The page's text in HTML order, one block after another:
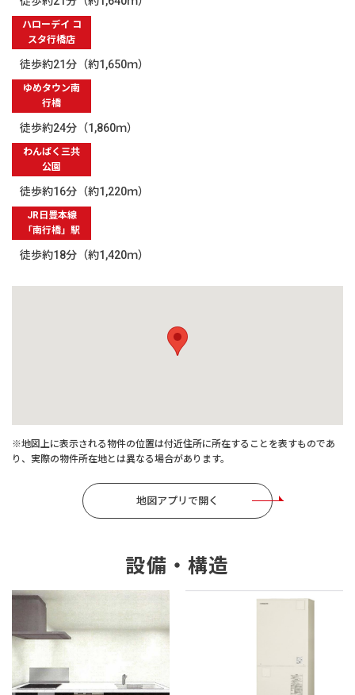
ハローデイ コ
スタ行橋店
徒歩約21分（約1,650ｍ）
ゆめタウン南
行橋
徒歩約24分（1,860ｍ）
わんぱく三共
公園
徒歩約16分（約1,220ｍ）
JR日豊本線
「南行橋」駅
徒歩約18分（約1,420ｍ）
※地図上に表示される物件の位置は付近住所に所在することを表すものであ
り、実際の物件所在地とは異なる場合があります。
地図アプリで開く
設備・構造